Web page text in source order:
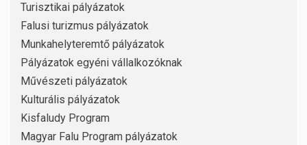
Turisztikai pályázatok
Falusi turizmus pályázatok
Munkahelyteremtő pályázatok
Pályázatok egyéni vállalkozóknak
Művészeti pályázatok
Kulturális pályázatok
Kisfaludy Program
Magyar Falu Program pályázatok